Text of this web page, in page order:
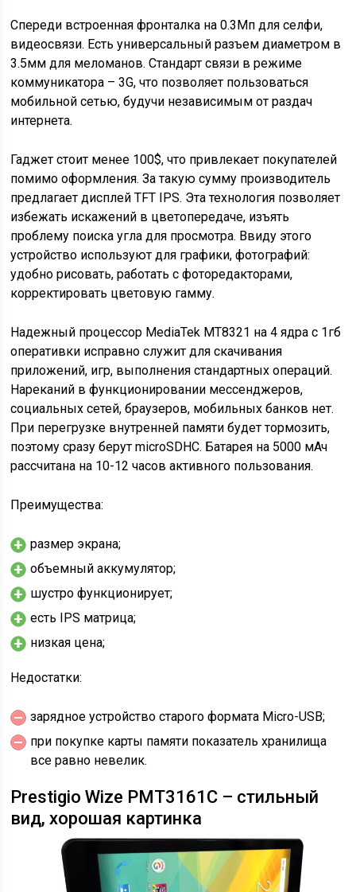
Спереди встроенная фронталка на 0.3Мп для селфи,
видеосвязи. Есть универсальный разъем диаметром в
3.5мм для меломанов. Стандарт связи в режиме
коммуникатора – 3G, что позволяет пользоваться
мобильной сетью, будучи независимым от раздач
интернета.
Гаджет стоит менее 100$, что привлекает покупателей
помимо оформления. За такую сумму производитель
предлагает дисплей TFT IPS. Эта технология позволяет
избежать искажений в цветопередаче, изъять
проблему поиска угла для просмотра. Ввиду этого
устройство используют для графики, фотографий:
удобно рисовать, работать с фоторедакторами,
корректировать цветовую гамму.
Надежный процессор MediaTek MT8321 на 4 ядра с 1гб
оперативки исправно служит для скачивания
приложений, игр, выполнения стандартных операций.
Нареканий в функционировании мессенджеров,
социальных сетей, браузеров, мобильных банков нет.
При перегрузке внутренней памяти будет тормозить,
поэтому сразу берут microSDHC. Батарея на 5000 мАч
рассчитана на 10-12 часов активного пользования.
Преимущества:
размер экрана;
объемный аккумулятор;
шустро функционирует;
есть IPS матрица;
низкая цена;
Недостатки:
зарядное устройство старого формата Micro-USB;
при покупке карты памяти показатель хранилища
все равно невелик.
Prestigio Wize PMT3161C – стильный
вид, хорошая картинка